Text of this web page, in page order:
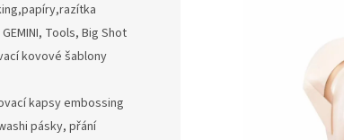
Tools, Big Shot
kovové šablony
kapsy embossing
pásky, přání